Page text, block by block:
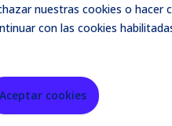
nuestras cookies o hacer
con las cookies
Aceptar cookies
técnicas
PID gas module with